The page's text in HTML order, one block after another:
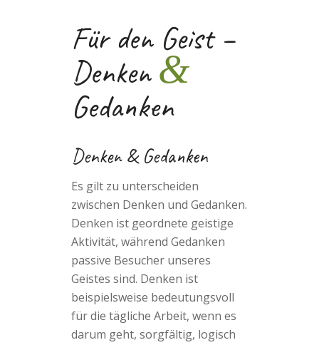
Für den Geist –
Denken &
Gedanken
Denken & Gedanken
Es gilt zu unterscheiden
zwischen Denken und Gedanken.
Denken ist geordnete geistige
Aktivität, während Gedanken
passive Besucher unseres
Geistes sind. Denken ist
beispielsweise bedeutungsvoll
für die tägliche Arbeit, wenn es
darum geht, sorgfältig, logisch